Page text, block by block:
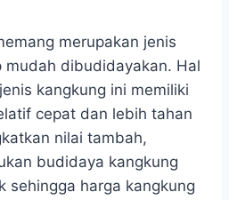
merupakan jenis
mudah dibudidayakan. Hal
kangkung ini memiliki
cepat dan lebih tahan
nilai tambah,
budidaya kangkung
sehingga harga kangkung